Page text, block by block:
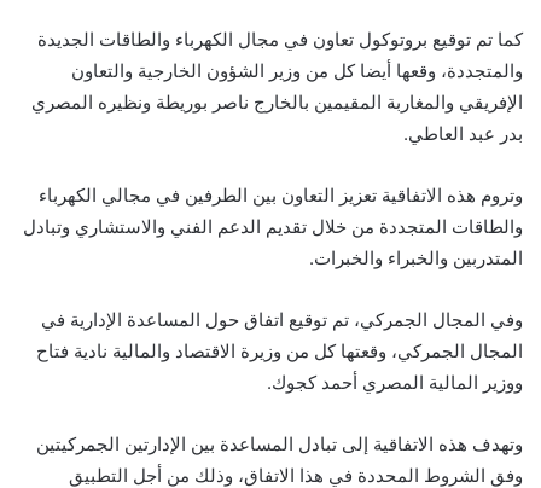
كما تم توقيع بروتوكول تعاون في مجال الكهرباء والطاقات الجديدة
والمتجددة، وقعها أيضا كل من وزير الشؤون الخارجية والتعاون
الإفريقي والمغاربة المقيمين بالخارج ناصر بوريطة ونظيره المصري
بدر عبد العاطي.
وتروم هذه الاتفاقية تعزيز التعاون بين الطرفين في مجالي الكهرباء
والطاقات المتجددة من خلال تقديم الدعم الفني والاستشاري وتبادل
المتدربين والخبراء والخبرات.
وفي المجال الجمركي، تم توقيع اتفاق حول المساعدة الإدارية في
المجال الجمركي، وقعتها كل من وزيرة الاقتصاد والمالية نادية فتاح
ووزير المالية المصري أحمد كجوك.
وتهدف هذه الاتفاقية إلى تبادل المساعدة بين الإدارتين الجمركيتين
وفق الشروط المحددة في هذا الاتفاق، وذلك من أجل التطبيق